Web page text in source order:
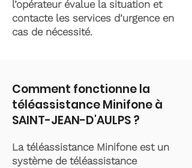
l’opérateur évalue la situation et
contacte les services d’urgence en
cas de nécessité.
Comment fonctionne la
téléassistance Minifone à
SAINT-JEAN-D'AULPS ?
La téléassistance Minifone est un
système de téléassistance